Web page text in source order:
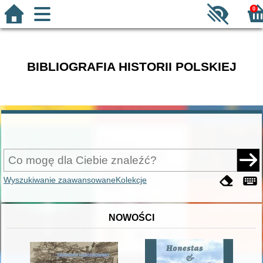
0
BIBLIOGRAFIA HISTORII POLSKIEJ
Wyszukiwanie zaawansowaneKolekcje
NOWOŚCI